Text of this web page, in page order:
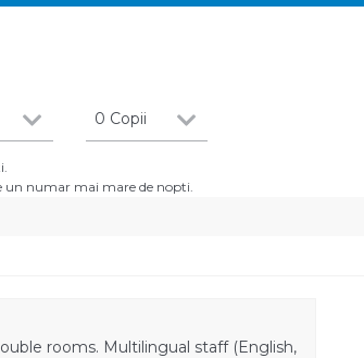
0 Copii
un numar mai mare de nopti.
rooms. Multilingual staff (English,